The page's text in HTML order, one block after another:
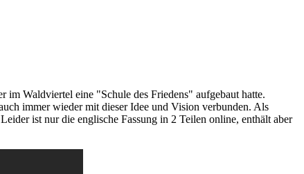
Waldviertel eine "Schule des Friedens" aufgebaut hatte.
immer wieder mit dieser Idee und Vision verbunden. Als
ist nur die englische Fassung in 2 Teilen online, enthält aber